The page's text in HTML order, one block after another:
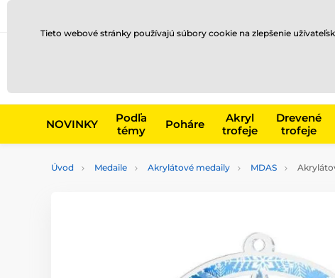
NOVINKY
Podľa
témy
Poháre
Akryl
trofeje
Drevené
trofeje
Úvod Medaile Akrylátové medaily MDAS
Tieto webové stránky používajú súbory cookie na zlepšenie